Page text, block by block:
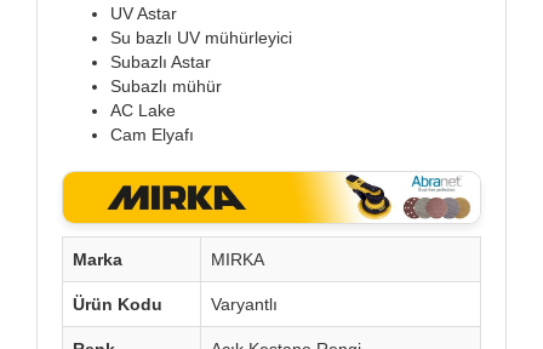
UV Astar
Su bazlı UV mühürleyici
Subazlı Astar
Subazlı mühür
AC Lake
Cam Elyafı
Marka MIRKA
Ürün Kodu Varyantlı